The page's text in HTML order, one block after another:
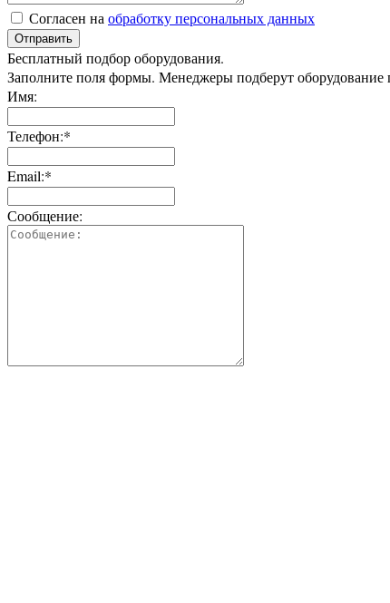
Согласен на обработку персональных данных
Отправить
Бесплатный подбор оборудования.
Заполните поля формы. Менеджеры подберут
Имя:
Телефон:*
Email:*
Сообщение: